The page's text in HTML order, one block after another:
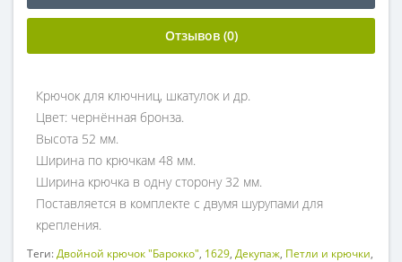
Отзывов (0)
Крючок для ключниц, шкатулок и др.
Цвет: чернённая бронза.
Высота 52 мм.
Ширина по крючкам 48 мм.
Ширина крючка в одну сторону 32 мм.
Поставляется в комплекте с двумя шурупами для
крепления.
Теги:Двойной крючок "Барокко", 1629, Декупаж, Петли и крючки,